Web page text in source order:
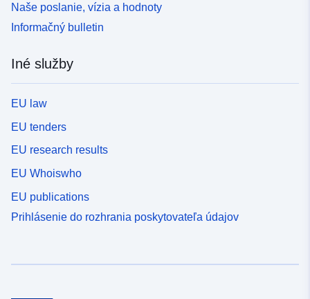
Naše poslanie, vízia a hodnoty
Informačný bulletin
Iné služby
EU law
EU tenders
EU research results
EU Whoiswho
EU publications
Prihlásenie do rozhrania poskytovateľa údajov